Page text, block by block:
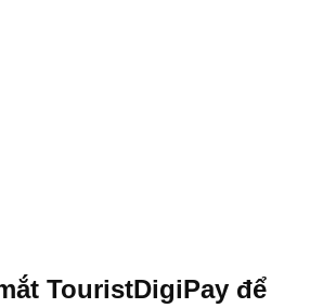
TouristDigiPay để